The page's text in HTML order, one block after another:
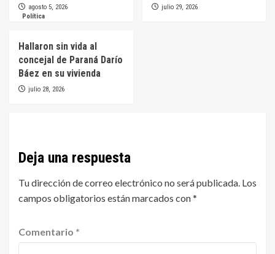
agosto 5, 2026
julio 29, 2026
Política
Hallaron sin vida al
concejal de Paraná Darío
Báez en su vivienda
julio 28, 2026
Deja una respuesta
Tu dirección de correo electrónico no será publicada. Los
campos obligatorios están marcados con*
Comentario *